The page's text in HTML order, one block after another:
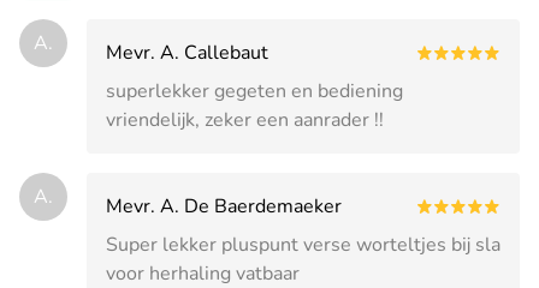
A.
Mevr. A. Callebaut
superlekker gegeten en bediening
vriendelijk, zeker een aanrader !!
A.
Mevr. A. De Baerdemaeker
Super lekker pluspunt verse worteltjes bij sla
voor herhaling vatbaar